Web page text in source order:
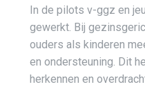
In de pilots v-ggz en
gewerkt. Bij
ouders als kinderen
en ondersteuning. Dit
herkennen en